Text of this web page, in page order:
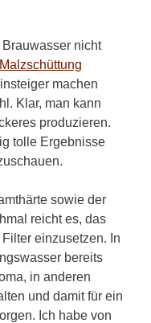
nicht
Malzschüttung
machen
Klar, man kann
produzieren.
tolle Ergebnisse
sowie der
reicht es, das
einzusetzen. In
bereits
in anderen
und damit für ein
Ich habe von